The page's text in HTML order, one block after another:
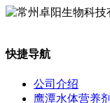
快捷导航
公司介绍
鹰潭水体营养剂